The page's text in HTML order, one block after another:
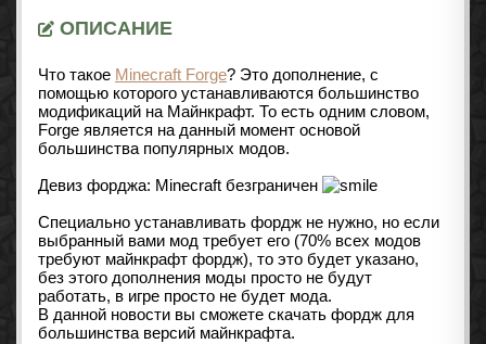
ОПИСАНИЕ
Что такое Minecraft Forge? Это дополнение, с
помощью которого устанавливаются большинство
модификаций на Майнкрафт. То есть одним словом,
Forge является на данный момент основой
большинства популярных модов.
Девиз форджа: Minecraft безграничен
Специально устанавливать фордж не нужно, но если
выбранный вами мод требует его (70% всех модов
требуют майнкрафт фордж), то это будет указано,
без этого дополнения моды просто не будут
работать, в игре просто не будет мода.
В данной новости вы сможете скачать фордж для
большинства версий майнкрафта.